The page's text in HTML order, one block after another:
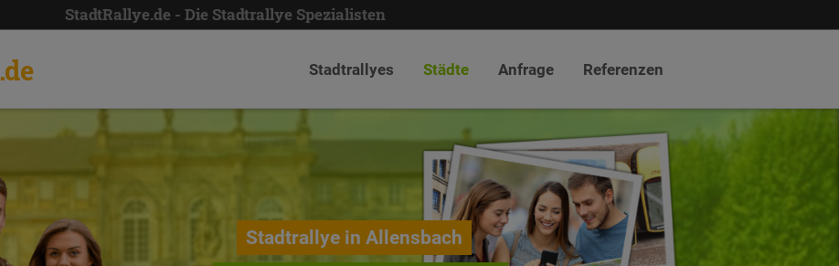
StadtRallye.de - Die Stadtrallye Spezialisten
.de Stadtrallyes Städte Anfrage Referenzen
Stadtrallye in Allensbach